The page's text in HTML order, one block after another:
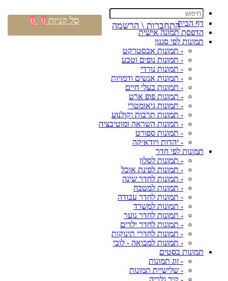
דף הבית
הדפסת תמונה אישית
תמונות לפי סגנון
- תמונות אבסטרקט
- תמונות נופים וטבע
- תמונות נורדי
- תמונות אנשים ודמויות
- תמונות בעלי חיים
- תמונות פופ ארט
- תמונות גיאומטרי
- תמונות תרבות וקולנוע
- תמונות השראה ומוטיבציה
- תמונות ספורט
- יהדות ויודאיקה
תמונות לפי חדר
- תמונות לסלון
- תמונות לפינת אוכל
- תמונות לחדר שינה
- תמונות למטבח
- תמונות לחדר עבודה
- תמונות למשרד
- תמונות לחדר נוער
- תמונות לחדר ילדים
- תמונות לחדרי תינוקות
- תמונות למבואה - לובי
תמונות בסטים
- זוג תמונות
- שלישיית תמונות
- קיר גלריה
התחברות \ הרשמה סל קניות 0
0